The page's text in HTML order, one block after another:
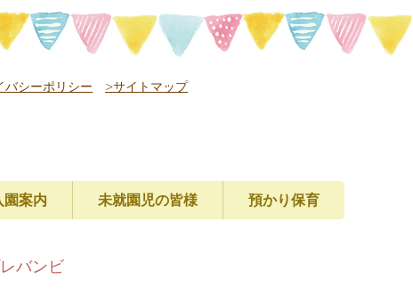
バシーポリシー >サイトマップ
園案内 未就園児の皆様 預かり保育
バンビ